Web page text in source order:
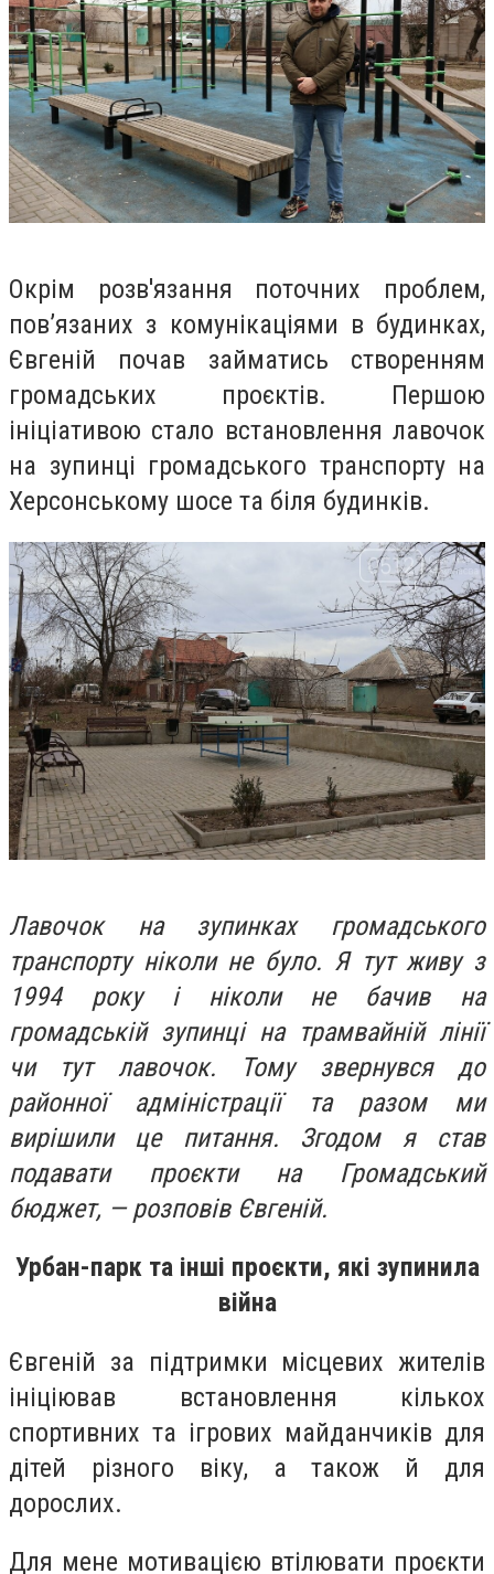
Окрім розв'язання поточних проблем,
пов’язаних з комунікаціями в будинках,
Євгеній почав займатись створенням
громадських проєктів. Першою
ініціативою стало встановлення лавочок
на зупинці громадського транспорту на
Херсонському шосе та біля будинків.
Лавочок на зупинках громадського
транспорту ніколи не було. Я тут живу з
1994 року і ніколи не бачив на
громадській зупинці на трамвайній лінії
чи тут лавочок. Тому звернувся до
районної адміністрації та разом ми
вирішили це питання. Згодом я став
подавати проєкти на Громадський
бюджет, — розповів Євгеній.
Урбан-парк та інші проєкти, які зупинила
війна
Євгеній за підтримки місцевих жителів
ініціював встановлення кількох
спортивних та ігрових майданчиків для
дітей різного віку, а також й для
дорослих.
Для мене мотивацією втілювати проєкти